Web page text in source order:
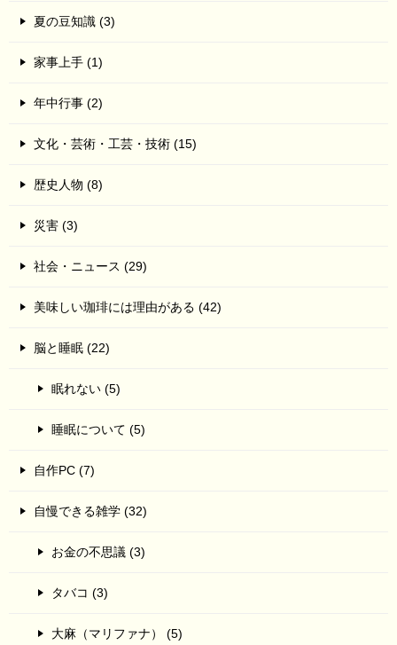
夏の豆知識 (3)
家事上手 (1)
年中行事 (2)
文化・芸術・工芸・技術 (15)
歴史人物 (8)
災害 (3)
社会・ニュース (29)
美味しい珈琲には理由がある (42)
脳と睡眠 (22)
眠れない (5)
睡眠について (5)
自作PC (7)
自慢できる雑学 (32)
お金の不思議 (3)
タバコ (3)
大麻（マリファナ） (5)